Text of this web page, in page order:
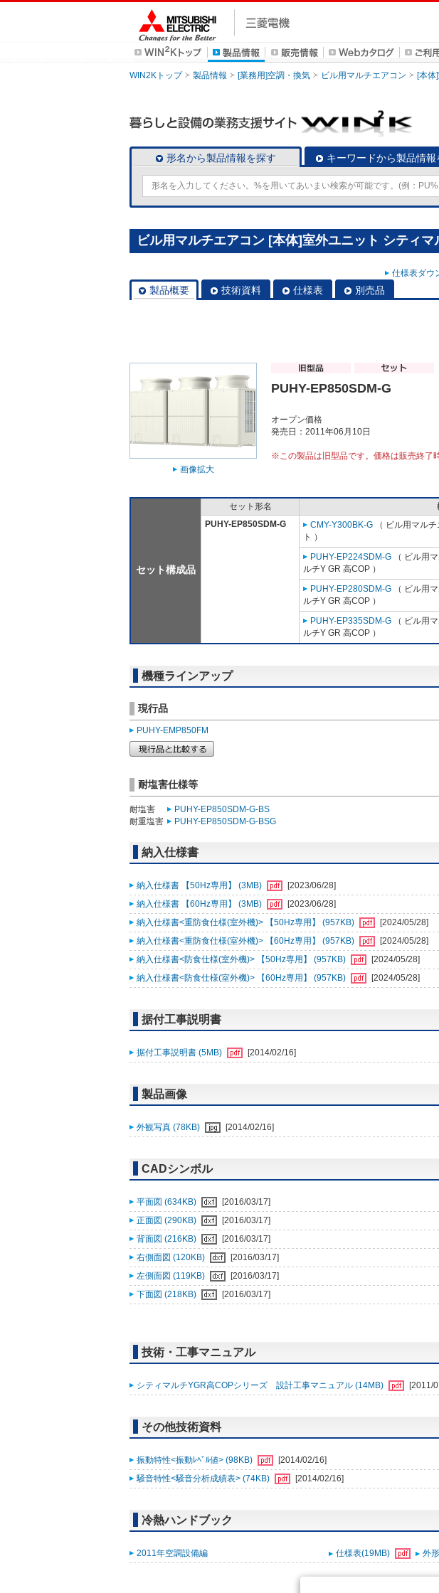
WIN2Kトップ 製品情報 [業務用]空調・換気 ビル用マルチエアコン [本体
形名から製品情報を探す キーワードから製品情報
ビル用マルチエアコン [本体]室外ユニット シティ
仕様表ダウ
製品概要 技術資料 仕様表 別売品
画像拡大
PUHY-EP850SDM-G
オープン価格
発売日：2011年06月10日
※この製品は旧型品です。価格は販売終了
セット構成品
セット形名
PUHY-EP850SDM-G
CMY-Y300BK-G （ ビル用マル
ト ）
PUHY-EP224SDM-G （ ビル用
ルチY GR 高COP ）
PUHY-EP280SDM-G （ ビル用
ルチY GR 高COP ）
PUHY-EP335SDM-G （ ビル用
ルチY GR 高COP ）
機種ラインアップ
現行品
PUHY-EMP850FM
耐塩害仕様等
耐塩害
PUHY-EP850SDM-G-BS
耐重塩害
PUHY-EP850SDM-G-BSG
納入仕様書
納入仕様書 【50Hz専用】 (3MB)
[2023/06/28]
納入仕様書 【60Hz専用】 (3MB)
[2023/06/28]
納入仕様書<重防食仕様(室外機)> 【50Hz専用】 (957KB)
[2024/05/28]
納入仕様書<重防食仕様(室外機)> 【60Hz専用】 (957KB)
[2024/05/28]
納入仕様書<防食仕様(室外機)> 【50Hz専用】 (957KB)
[2024/05/28]
納入仕様書<防食仕様(室外機)> 【60Hz専用】 (957KB)
[2024/05/28]
据付工事説明書
据付工事説明書 (5MB) [2014/02/16]
製品画像
外観写真 (78KB) [2014/02/16]
CADシンボル
平面図 (634KB)
[2016/03/17]
正面図 (290KB)
[2016/03/17]
背面図 (216KB)
[2016/03/17]
右側面図 (120KB)
[2016/03/17]
左側面図 (119KB)
[2016/03/17]
下面図 (218KB)
[2016/03/17]
技術・工事マニュアル
シティマルチYGR高COPシリーズ 設計工事マニュアル (14MB) [2011/
その他技術資料
振動特性<振動ﾚﾍﾞﾙ値> (98KB)
[2014/02/16]
騒音特性<騒音分析成績表> (74KB)
[2014/02/16]
冷熱ハンドブック
2011年空調設備編 仕様表(19MB) 外